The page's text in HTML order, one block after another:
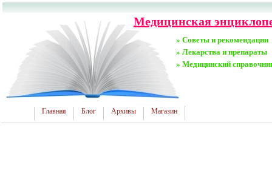
Медицинская
» Советы и рекомендации
» Лекарства и препараты
» Медицинский
Главная Блог Архивы Магазин